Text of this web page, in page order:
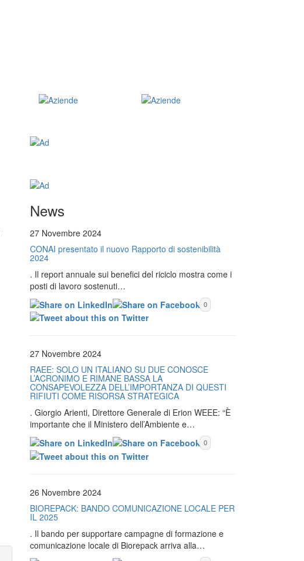
News
27 Novembre 2024
CONAI presentato il nuovo Rapporto di sostenibilità
2024
. Il report annuale sui benefici del riciclo mostra come i
posti di lavoro sostenuti…
0
27 Novembre 2024
RAEE: SOLO UN ITALIANO SU DUE CONOSCE
L’ACRONIMO E RIMANE BASSA LA
CONSAPEVOLEZZA DELL’IMPORTANZA DI QUESTI
RIFIUTI COME RISORSA STRATEGICA
. Giorgio Arienti, Direttore Generale di Erion WEEE: “È
importante che il Ministero dell’Ambiente e…
0
26 Novembre 2024
BIOREPACK: BANDO COMUNICAZIONE LOCALE PER
IL 2025
. Il bando per supportare campagne di formazione e
comunicazione locale di Biorepack arriva alla…